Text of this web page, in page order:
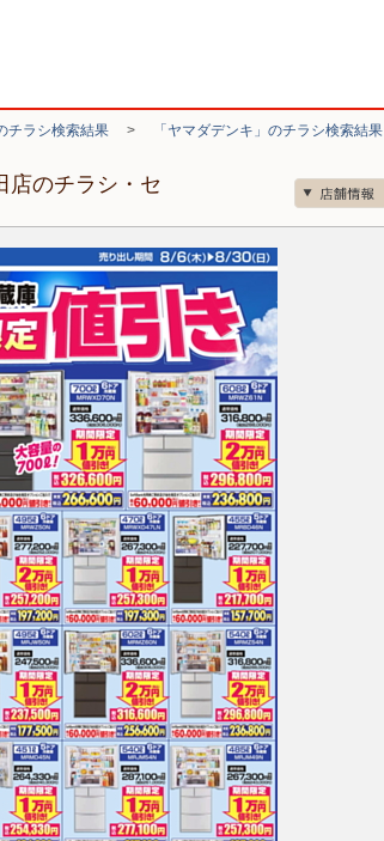
チラシ検索結果 > 「ヤマダデンキ」のチラシ検索結果
店のチラシ・セ